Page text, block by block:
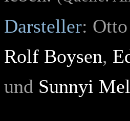
Darsteller:
Rolf Boysen,
und Sunnyi